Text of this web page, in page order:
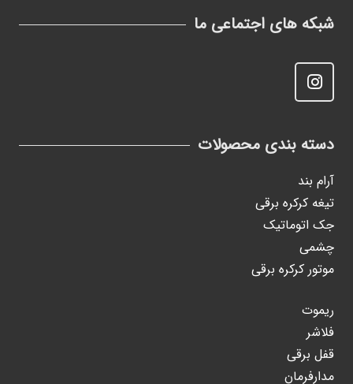
شبکه های اجتماعی ما
دسته بندی محصولات
آرام بند
تیغه کرکره برقی
جک اتوماتیک
چشمی
موتور کرکره برقی
ریموت
فلاشر
قفل برقی
مدارفرمان